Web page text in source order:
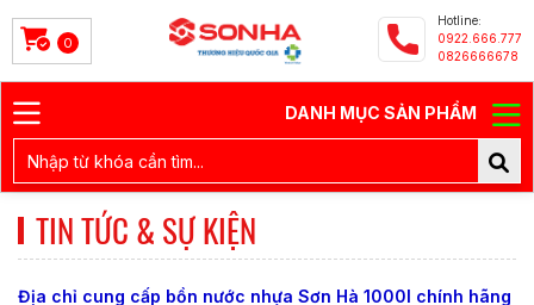
0
Hotline:
0922.666.777
0826666678
DANH MỤC SẢN PHẨM
TIN TỨC & SỰ KIỆN
Địa chỉ cung cấp bồn nước nhựa Sơn Hà 1000l chính hãng